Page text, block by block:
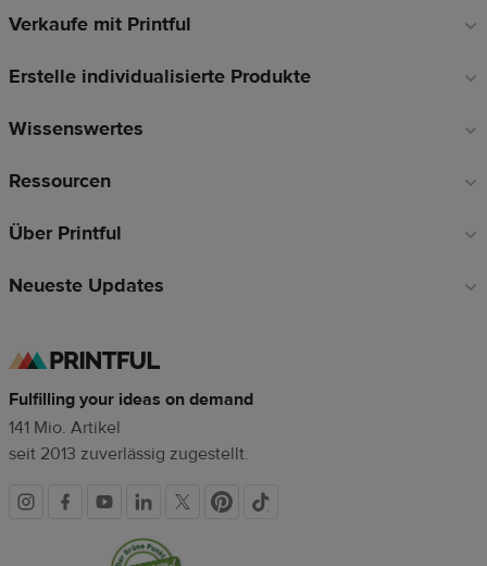
Fußzeilen-
Verkaufe mit Printful
Erstelle individualisierte Produkte
Wissenswertes
Ressourcen
Über Printful
Neueste Updates
Fulfilling your ideas on demand
141 Mio. Artikel
seit 2013 zuverlässig zugestellt.
Soziale
Vertrauenssiegel